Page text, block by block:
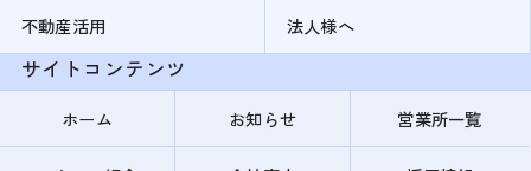
不動産活用
法人様へ
サイトコンテンツ
ホーム お知らせ 営業所一覧